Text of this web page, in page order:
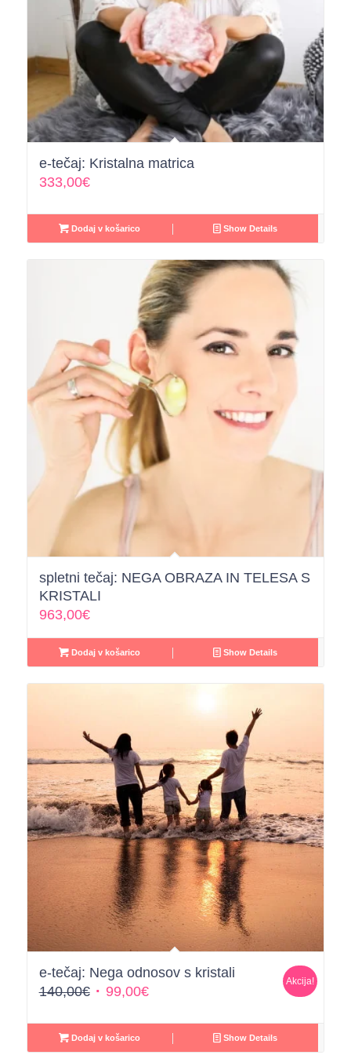
e-tečaj: Kristalna matrica
333,00€
Dodaj v košarico Show Details
spletni tečaj: NEGA OBRAZA IN TELESA S
KRISTALI
963,00€
Dodaj v košarico Show Details
e-tečaj: Nega odnosov s kristali
140,00€ Izvirna
je
bila:
99,00€Trenutna
je:
99,00€.
Akcija!
Dodaj v košarico Show Details